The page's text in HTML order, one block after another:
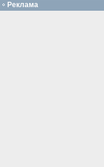
Реклама